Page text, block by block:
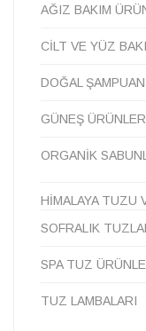
AĞIZ BAKIM
CILT VE YÜZ
DOĞAL
GÜNEŞ
ORGANIK
HIMALAYA TUZU
SOFRALIK
SPA TUZ
TUZ LAMBALARI